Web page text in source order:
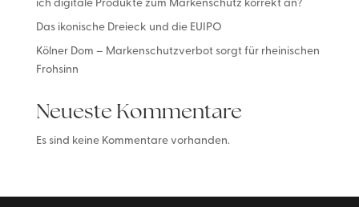
ich digitale Produkte zum Markenschutz korrekt an?
Das ikonische Dreieck und die EUIPO
Kölner Dom – Markenschutzverbot sorgt für rheinischen
Frohsinn
Neueste Kommentare
Es sind keine Kommentare vorhanden.